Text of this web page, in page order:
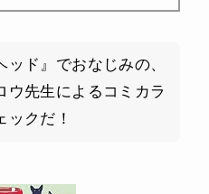
ッド』でおなじみの、
ウ先生によるコミカラ
ックだ！